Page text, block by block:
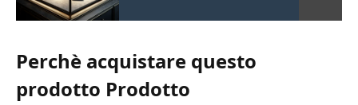
Perchè acquistare questo
prodotto Prodotto